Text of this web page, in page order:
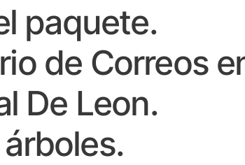
paquete.
de Correos
De Leon.